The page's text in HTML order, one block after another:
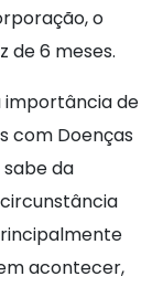
o
de 6 meses.
importância de
com Doenças
sabe da
acontecer,